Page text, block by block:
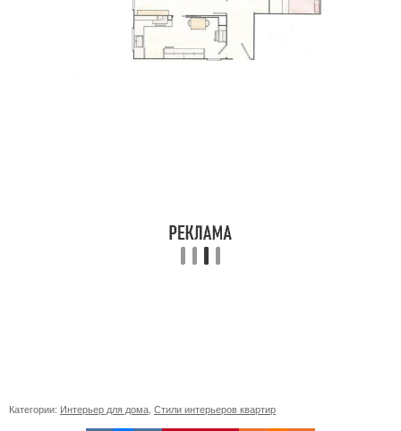
Категории: Интерьер для дома Стили интерьеров квартир